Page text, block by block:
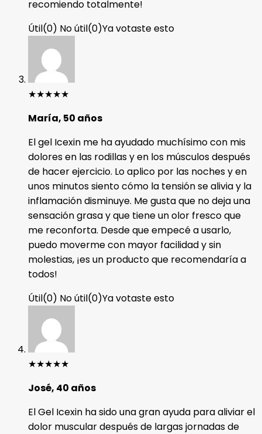
recomiendo totalmente!
Útil(0) No útil(0)Ya votaste esto
★★★★★
María, 50 años
El gel Icexin me ha ayudado muchísimo con mis
dolores en las rodillas y en los músculos después
de hacer ejercicio. Lo aplico por las noches y en
unos minutos siento cómo la tensión se alivia y la
inflamación disminuye. Me gusta que no deja una
sensación grasa y que tiene un olor fresco que
me reconforta. Desde que empecé a usarlo,
puedo moverme con mayor facilidad y sin
molestias, ¡es un producto que recomendaría a
todos!
Útil(0) No útil(0)Ya votaste esto
★★★★★
José, 40 años
El Gel Icexin ha sido una gran ayuda para aliviar el
dolor muscular después de largas jornadas de